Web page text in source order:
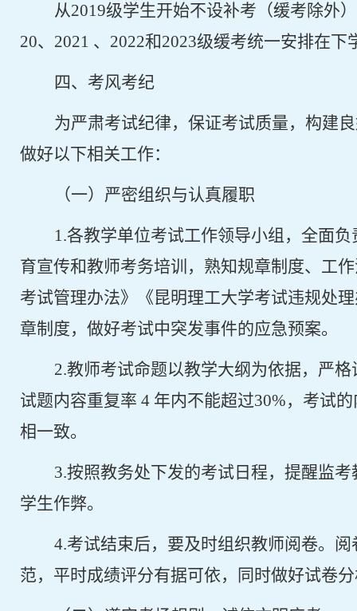
从2019级学生开始不设补考（缓考除外
20、 2021 、 2022和2023级缓考统一安排在下
四、考风考纪
为严肃考试纪律，保证考试质量，构建
做好以下相关工作：
（一）严密组织与认真履职
1.各教学单位考试工作领导小组，全面
育宣传和教师考务培训，熟知规章制度、工
考试管理办法》《昆明理工大学考试违规处
章制度，做好考试中突发事件的应急预案。
2.教师考试命题以教学大纲为依据，严
试题内容重复率 4 年内不能超过30%，考试
相一致。
3.按照教务处下发的考试日程，提醒监
学生作弊。
4.考试结束后，要及时组织教师阅卷。
范，平时成绩评分有据可依，同时做好试卷